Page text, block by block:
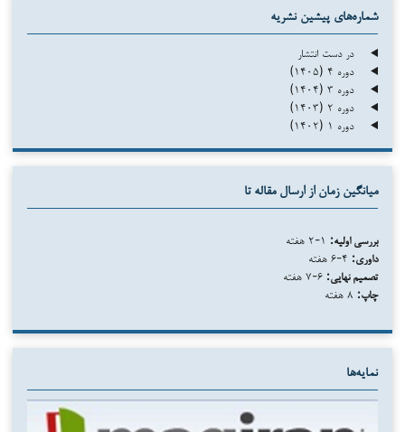
شماره‌های پیشین نشریه
در دست انتشار
دوره ۴ (۱۴۰۵)
دوره ۳ (۱۴۰۴)
دوره ۲ (۱۴۰۳)
دوره ۱ (۱۴۰۲)
میانگین زمان از ارسال مقاله تا
بررسی اولیه:
داوری:
تصمیم نهایی:
چاپ:
نمایه‌ها